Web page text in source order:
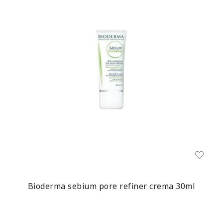
Bioderma sebium pore refiner crema 30ml